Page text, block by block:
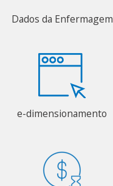
Dados da Enfermagem
e-dimensionamento